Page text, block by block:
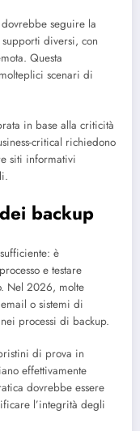
seguire la
diversi, con
Questa
scenari di
in base alla criticità
critical richiedono
siti informativi
backup
è
e testare
Nel 2026, molte
o sistemi di
processi di backup.
di prova in
effettivamente
dovrebbe essere
l’integrità degli